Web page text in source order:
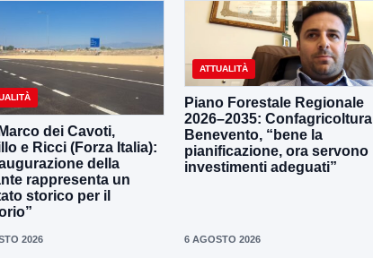
dei Cavoti,
e Ricci (Forza Italia):
della
rappresenta un
storico per il
2026
ATTUALITÀ
Piano Forestale Regionale
2026–2035: Confagricoltura
Benevento, “bene la
pianificazione, ora servono
investimenti adeguati”
6 AGOSTO 2026